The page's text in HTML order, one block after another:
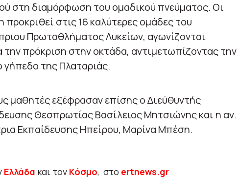
στη διαμόρφωση του ομαδικού πνεύματος. Οι
στις 16 καλύτερες ομάδες του
Πρωταθλήματος Λυκείων, αγωνίζονται
την πρόκριση στην οκτάδα, αντιμετωπίζοντας την
της Πλαταριάς.
μαθητές εξέφρασαν επίσης ο Διεύθυντής
Θεσπρωτίας Βασίλειος Μητσιώνης και η αν.
Εκπαίδευσης Ηπείρου, Μαρίνα Μπέση.
Ελλάδα και τον Κόσμο, στο ertnews.gr